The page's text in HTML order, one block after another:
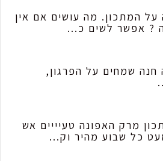
על המתכון. מה עושים אם אין
? אפשר לשים כ...
חנה שמחים על הפרגון,
מרק האפונה טעיייים אש
כל שבוע מהיר וק...